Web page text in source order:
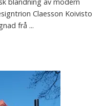
Claesson Koivisto
frå ...